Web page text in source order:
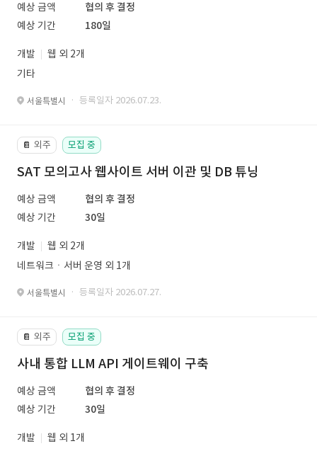
예상 금액
협의 후 결정
예상 기간
180일
개발
웹 외 2개
기타
서울특별시 · 등록일자 2026.07.23.
📔 외주 모집 중
SAT 모의고사 웹사이트 서버 이관 및 DB 튜닝
예상 금액
협의 후 결정
예상 기간
30일
개발
웹 외 2개
네트워크ㆍ서버 운영 외 1개
서울특별시 · 등록일자 2026.07.27.
📔 외주 모집 중
사내 통합 LLM API 게이트웨이 구축
예상 금액
협의 후 결정
예상 기간
30일
개발
웹 외 1개